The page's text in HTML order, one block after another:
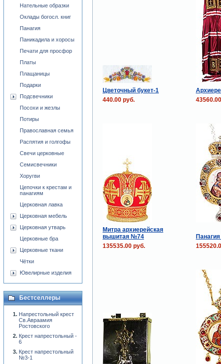
Цветочный букет-1
440.00 руб.
Митра архиерейская
вышитая №74
135535.00 руб.
Нательные образки
Оклады богосл. книг
Панагия
Паникадила и хоросы
Печати для просфор
Платы
Плащаницы
Подарки
Подсвечники
Посохи и жезлы
Потиры
Православная семья
Распятия и голгофы
Свечи церковные
Семисвечники
Хоругви
Цепочки к крестам и
панагиям
Церковная лавка
Церковная мебель
Церковная утварь
Церковные бра
Церковные ткани
Чётки
Ювелирные изделия
Бестселлеры
Напрестольный крест
Св.Авраамия
Ростовского
Крест напрестольный -
6
Крест напрестольный
№3-1